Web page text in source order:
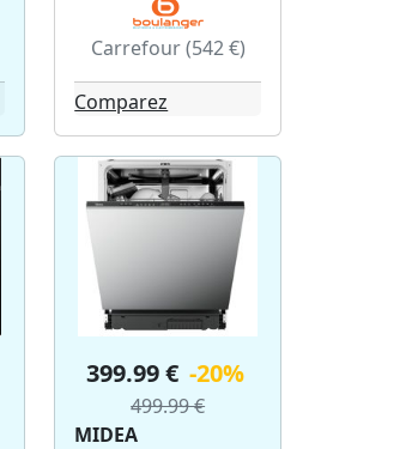
Carrefour (542 €)
Comparez
399.99 € -20%
499.99 €
MIDEA